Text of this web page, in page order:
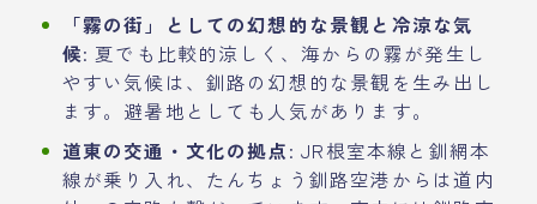
「霧の街」としての幻想的な景観と冷涼な気
候: 夏でも比較的涼しく、海からの霧が発生し
やすい気候は、釧路の幻想的な景観を生み出し
ます。避暑地としても人気があります。
道東の交通・文化の拠点: JR根室本線と釧網本
線が乗り入れ、たんちょう釧路空港からは道内